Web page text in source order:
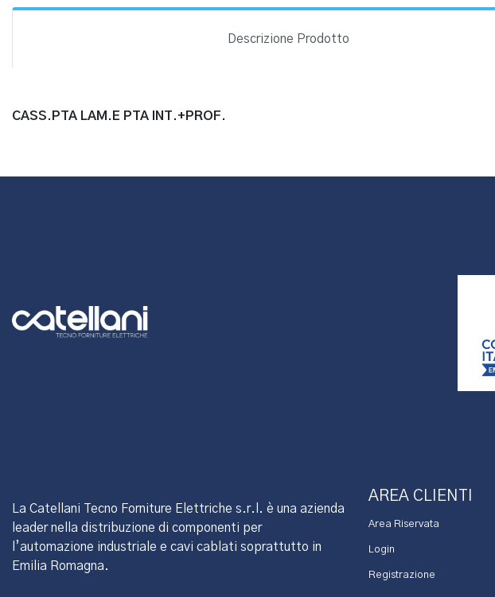
Descrizione Prodotto
CASS.PTA LAM.E PTA INT.+PROF.
La Catellani Tecno Forniture Elettriche s.r.l. è una azienda
leader nella distribuzione di componenti per
l’automazione industriale e cavi cablati soprattutto in
Emilia Romagna.
AREA CLIENTI
Area Riservata
Login
Registrazione